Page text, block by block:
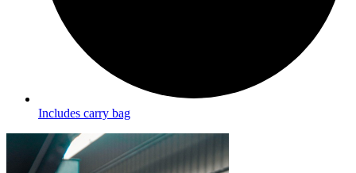
Includes carry bag